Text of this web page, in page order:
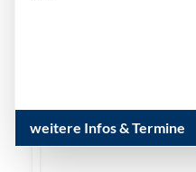
weitere Infos & Termine